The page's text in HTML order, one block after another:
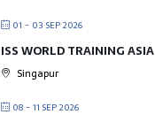
01 - 03 SEP 2026
ISS WORLD TRAINING ASIA
Singapur
08 - 11 SEP 2026